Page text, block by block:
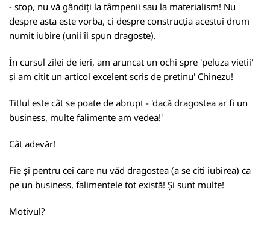
- stop, nu vă gândiți la tâmpenii sau la materialism! Nu
despre asta este vorba, ci despre construcția acestui drum
numit iubire (unii îi spun dragoste).
În cursul zilei de ieri, am aruncat un ochi spre 'peluza vietii'
și am citit un articol excelent scris de pretinu' Chinezu!
Titlul este cât se poate de abrupt - 'dacă dragostea ar fi un
business, multe falimente am vedea!'
Cât adevăr!
Fie și pentru cei care nu văd dragostea (a se citi iubirea) ca
pe un business, falimentele tot există! Și sunt multe!
Motivul?